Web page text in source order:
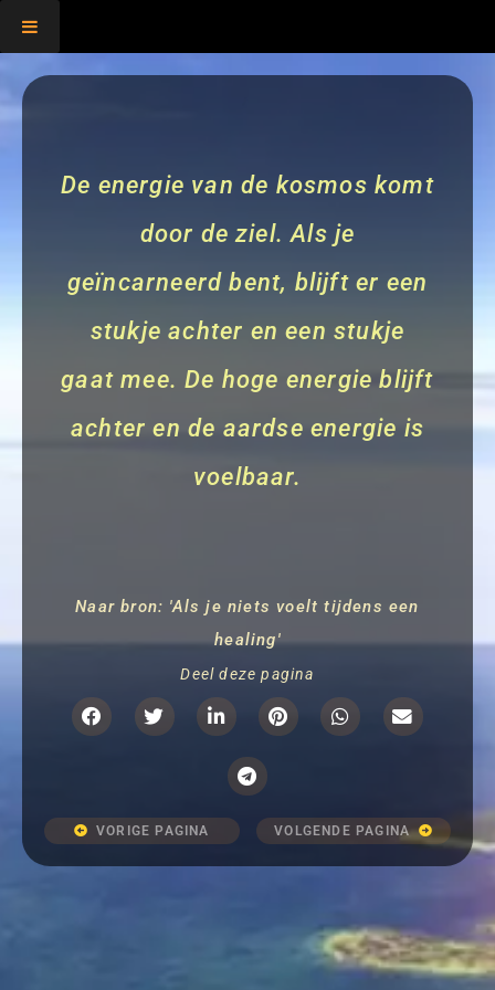
De energie van de kosmos komt
door de ziel. Als je
geïncarneerd bent, blijft er een
stukje achter en een stukje
gaat mee. De hoge energie blijft
achter en de aardse energie is
voelbaar.
Naar bron: 'Als je niets voelt tijdens een
healing'
Deel deze pagina
VORIGE PAGINA VOLGENDE PAGINA